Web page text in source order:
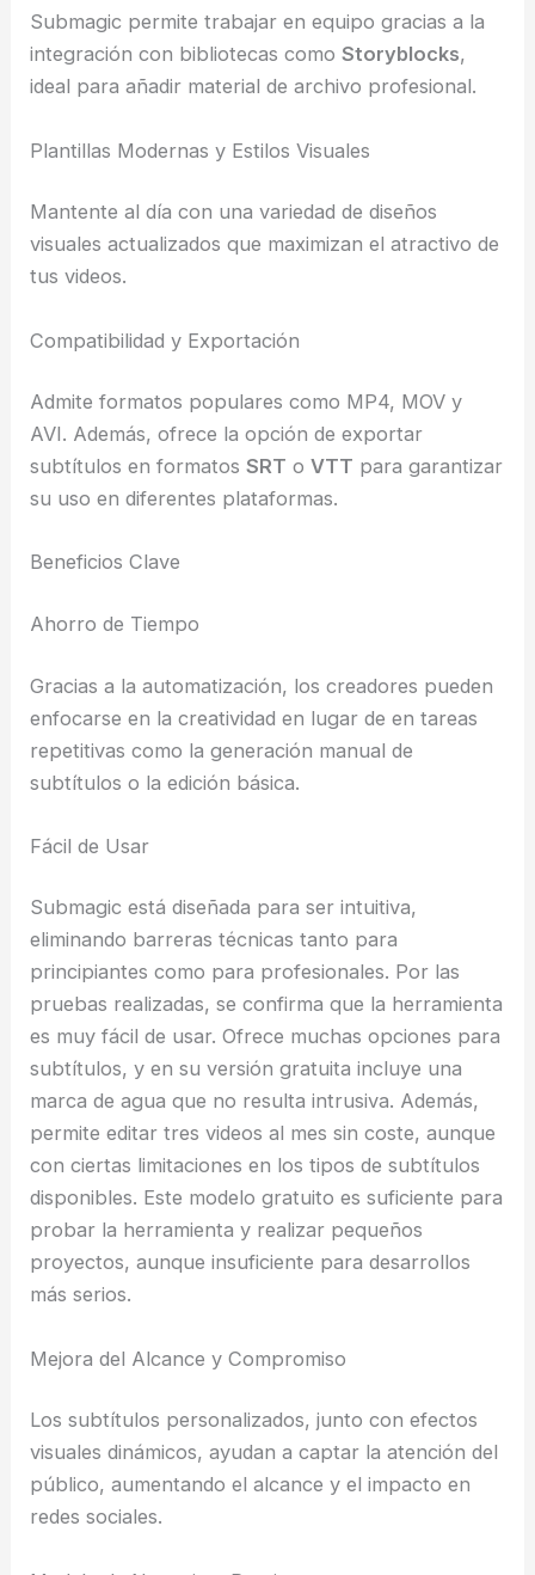
Submagic permite trabajar en equipo gracias a la
integración con bibliotecas comoStoryblocks,
ideal para añadir material de archivo profesional.
Plantillas Modernas y Estilos Visuales
Mantente al día con una variedad de diseños
visuales actualizados que maximizan el atractivo de
tus videos.
Compatibilidad y Exportación
Admite formatos populares como MP4, MOV y
AVI. Además, ofrece la opción de exportar
subtítulos en formatosSRT oVTT para garantizar
su uso en diferentes plataformas.
Beneficios Clave
Ahorro de Tiempo
Gracias a la automatización, los creadores pueden
enfocarse en la creatividad en lugar de en tareas
repetitivas como la generación manual de
subtítulos o la edición básica.
Fácil de Usar
Submagic está diseñada para ser intuitiva,
eliminando barreras técnicas tanto para
principiantes como para profesionales. Por las
pruebas realizadas, se confirma que la herramienta
es muy fácil de usar. Ofrece muchas opciones para
subtítulos, y en su versión gratuita incluye una
marca de agua que no resulta intrusiva. Además,
permite editar tres videos al mes sin coste, aunque
con ciertas limitaciones en los tipos de subtítulos
disponibles. Este modelo gratuito es suficiente para
probar la herramienta y realizar pequeños
proyectos, aunque insuficiente para desarrollos
más serios.
Mejora del Alcance y Compromiso
Los subtítulos personalizados, junto con efectos
visuales dinámicos, ayudan a captar la atención del
público, aumentando el alcance y el impacto en
redes sociales.